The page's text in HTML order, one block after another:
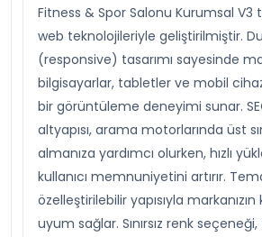
Fitness & Spor Salonu Kurumsal V3
web teknolojileriyle geliştirilmiştir.
(responsive) tasarımı sayesinde
bilgisayarlar, tabletler ve mobil
bir görüntüleme deneyimi sunar.
altyapısı, arama motorlarında üst
almanıza yardımcı olurken, hızlı
kullanıcı memnuniyetini artırır.
özelleştirilebilir yapısıyla
uyum sağlar. Sınırsız renk seçeneği,